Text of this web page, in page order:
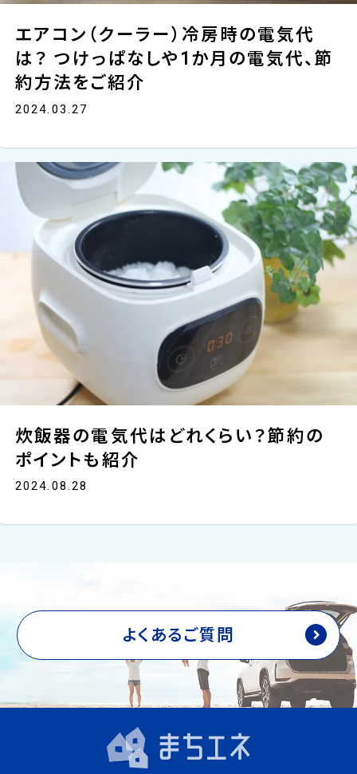
エアコン（クーラー）冷房時の電気代
は？ つけっぱなしや1か月の電気代、節
約方法をご紹介
2024.03.27
炊飯器の電気代はどれくらい？節約の
ポイントも紹介
2024.08.28
よくあるご質問